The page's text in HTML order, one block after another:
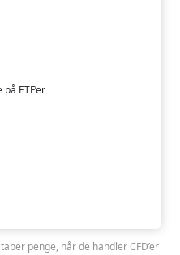
ETF’er
penge, når de handler CFD’er